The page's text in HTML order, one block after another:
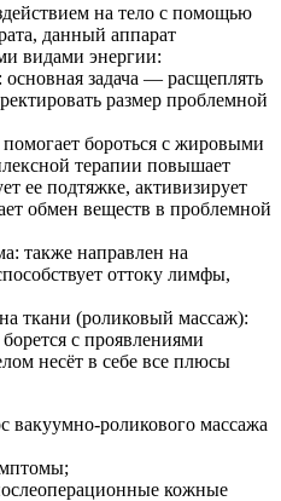
на тело с помощью
данный аппарат
видами энергии:
задача — расщеплять
размер проблемной
бороться с жировыми
терапии повышает
ее подтяжке, активизирует
обмен веществ в проблемной
также направлен на
оттоку лимфы,
ткани (роликовый массаж):
с проявлениями
несёт в себе все плюсы
вакуумно-роликового массажа
кожные